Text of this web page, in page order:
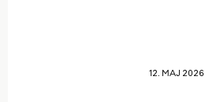
12. MAJ 2026